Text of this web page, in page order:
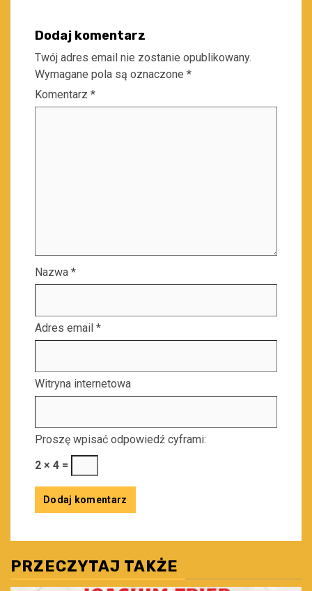
Dodaj komentarz
Twój adres email nie zostanie opublikowany.
Wymagane pola są oznaczone *
Komentarz *
Nazwa *
Adres email *
Witryna internetowa
Proszę wpisać odpowiedź cyframi:
2 × 4 =
PRZECZYTAJ TAKŻE